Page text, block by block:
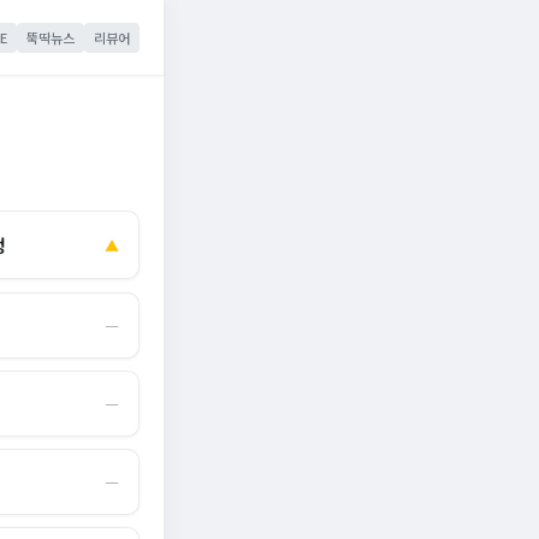
뚝딱뉴스 리뷰어
▲
―
―
―